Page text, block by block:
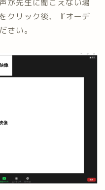
が先生に聞こえない場
クリック後、『オーデ
さい。